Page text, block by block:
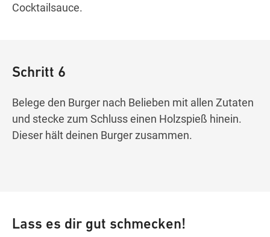
Cocktailsauce.
Schritt 6
Belege den Burger nach Belieben mit allen Zutaten
und stecke zum Schluss einen Holzspieß hinein.
Dieser hält deinen Burger zusammen.
Lass es dir gut schmecken!